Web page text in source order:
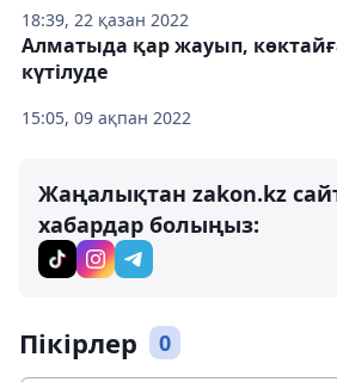
18:39, 22 қазан 2022
15:05, 09 ақпан 2022
Алматыда қар жауып,
күтілуде
Жаңалықтан zakon.kz
хабардар болыңыз:
Пікірлер 0